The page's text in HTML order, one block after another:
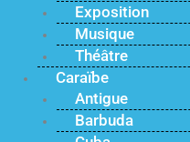
Exposition
Musique
Théâtre
Caraïbe
Antigue
Barbuda